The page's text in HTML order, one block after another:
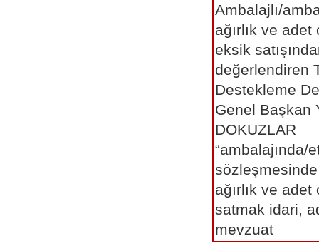
Ambalajlı/
ağırlık ve adet
eksik
değerlendiren
Destekleme
Genel Başkan
DOKUZLAR
“ambalajında/
ağırlık ve
satmak idari,
mevzuat